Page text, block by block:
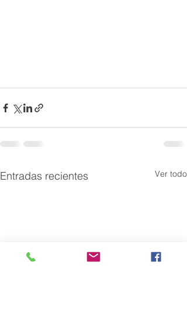
Entradas recientes Ver todo